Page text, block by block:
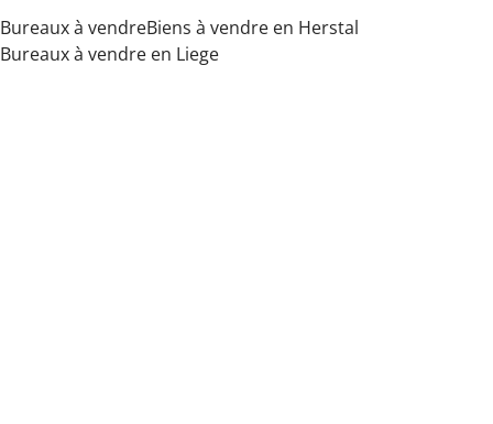
Max. budget
Bureaux à vendreBiens à vendre en Herstal
Bureaux à vendre en Liege